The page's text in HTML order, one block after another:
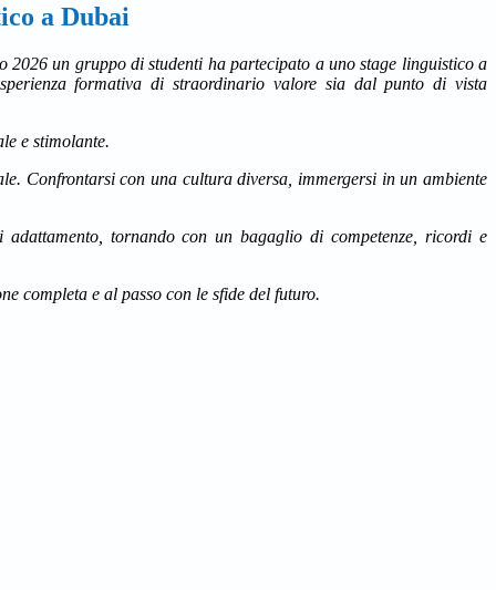
a Dubai
2026 un gruppo di studenti ha partecipato a uno stage linguistico a
formativa di straordinario valore sia dal punto di vista
e stimolante.
Confrontarsi con una cultura diversa, immergersi in un ambiente
tornando con un bagaglio di competenze, ricordi e
completa e al passo con le sfide del futuro.